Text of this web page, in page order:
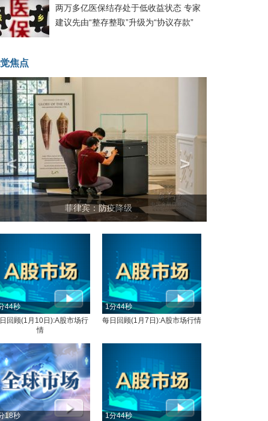
两万多亿医保结存处于低收益状态 专家
建议先由“整存整取”升级为“协议存款”
焦点
菲律宾：防疫降级
< >
44秒
回顾(1月10日):A股市场行
情
1分44秒
每日回顾(1月7日):A股市场行情
18秒
1分44秒